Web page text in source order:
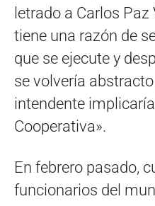
letrado a Carlos
tiene una razón de
que se ejecute y
se volvería
intendente
Cooperativa».
En febrero pasado,
funcionarios del